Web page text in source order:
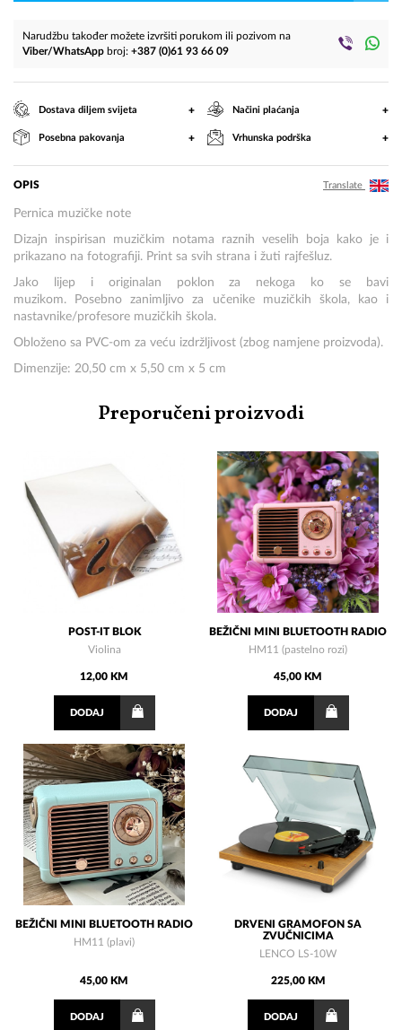
Narudžbu također možete izvršiti porukom ili pozivom na
Viber/WhatsApp broj: +387 (0)61 93 66 09
Dostava diljem svijeta + Načini plaćanja +
Posebna pakovanja + Vrhunska podrška +
OPIS Translate
Pernica muzičke note
Dizajn inspirisan muzičkim notama raznih veselih boja kako je i
prikazano na fotografiji. Print sa svih strana i žuti rajfešluz.
Jako lijep i originalan poklon za nekoga ko se bavi
muzikom. Posebno zanimljivo za učenike muzičkih škola, kao i
nastavnike/profesore muzičkih škola.
Obloženo sa PVC-om za veću izdržljivost (zbog namjene proizvoda).
Dimenzije: 20,50 cm x 5,50 cm x 5 cm
Preporučeni proizvodi
POST-IT BLOK
Violina
12,00 KM
DODAJ
BEŽIČNI MINI BLUETOOTH RADIO
HM11 (pastelno rozi)
45,00 KM
DODAJ
BEŽIČNI MINI BLUETOOTH RADIO
HM11 (plavi)
45,00 KM
DODAJ
DRVENI GRAMOFON SA
ZVUČNICIMA
LENCO LS-10W
225,00 KM
DODAJ